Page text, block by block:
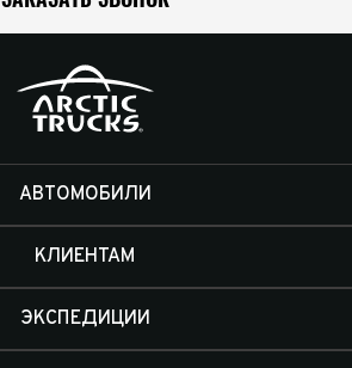
АВТОМОБИЛИ
КЛИЕНТАМ
ЭКСПЕДИЦИИ